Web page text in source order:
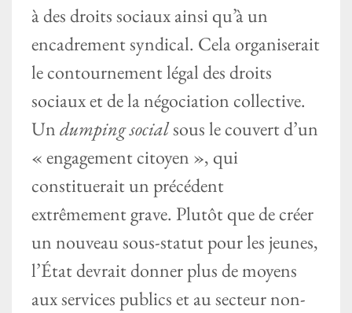
à des droits sociaux ainsi qu’à un
encadrement syndical. Cela organiserait
le contournement légal des droits
sociaux et de la négociation collective.
Undumping socialsous le couvert d’un
« engagement citoyen », qui
constituerait un précédent
extrêmement grave. Plutôt que de créer
un nouveau sous-statut pour les jeunes,
l’État devrait donner plus de moyens
aux services publics et au secteur non-